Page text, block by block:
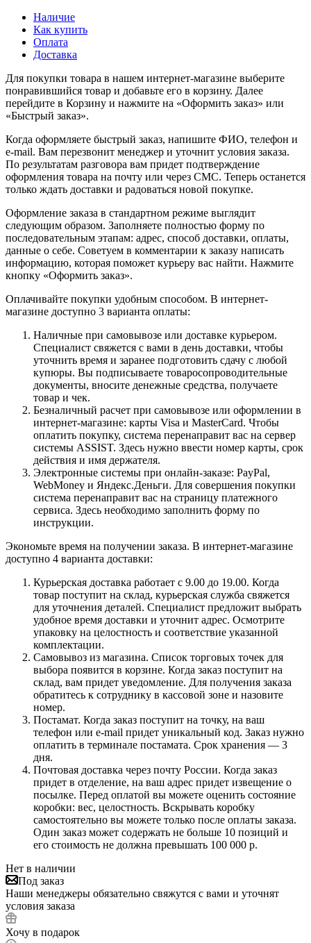
Наличие
Как купить
Оплата
Доставка
Для покупки товара в нашем интернет-магазине выберите
понравившийся товар и добавьте его в корзину. Далее
перейдите в Корзину и нажмите на «Оформить заказ» или
«Быстрый заказ».
Когда оформляете быстрый заказ, напишите ФИО, телефон и
e-mail. Вам перезвонит менеджер и уточнит условия заказа.
По результатам разговора вам придет подтверждение
оформления товара на почту или через СМС. Теперь останется
только ждать доставки и радоваться новой покупке.
Оформление заказа в стандартном режиме выглядит
следующим образом. Заполняете полностью форму по
последовательным этапам: адрес, способ доставки, оплаты,
данные о себе. Советуем в комментарии к заказу написать
информацию, которая поможет курьеру вас найти. Нажмите
кнопку «Оформить заказ».
Оплачивайте покупки удобным способом. В интернет-
магазине доступно 3 варианта оплаты:
Наличные при самовывозе или доставке курьером.
Специалист свяжется с вами в день доставки, чтобы
уточнить время и заранее подготовить сдачу с любой
купюры. Вы подписываете товаросопроводительные
документы, вносите денежные средства, получаете
товар и чек.
Безналичный расчет при самовывозе или оформлении в
интернет-магазине: карты Visa и MasterCard. Чтобы
оплатить покупку, система перенаправит вас на сервер
системы ASSIST. Здесь нужно ввести номер карты, срок
действия и имя держателя.
Электронные системы при онлайн-заказе: PayPal,
WebMoney и Яндекс.Деньги. Для совершения покупки
система перенаправит вас на страницу платежного
сервиса. Здесь необходимо заполнить форму по
инструкции.
Экономьте время на получении заказа. В интернет-магазине
доступно 4 варианта доставки:
Курьерская доставка работает с 9.00 до 19.00. Когда
товар поступит на склад, курьерская служба свяжется
для уточнения деталей. Специалист предложит выбрать
удобное время доставки и уточнит адрес. Осмотрите
упаковку на целостность и соответствие указанной
комплектации.
Самовывоз из магазина. Список торговых точек для
выбора появится в корзине. Когда заказ поступит на
склад, вам придет уведомление. Для получения заказа
обратитесь к сотруднику в кассовой зоне и назовите
номер.
Постамат. Когда заказ поступит на точку, на ваш
телефон или e-mail придет уникальный код. Заказ нужно
оплатить в терминале постамата. Срок хранения — 3
дня.
Почтовая доставка через почту России. Когда заказ
придет в отделение, на ваш адрес придет извещение о
посылке. Перед оплатой вы можете оценить состояние
коробки: вес, целостность. Вскрывать коробку
самостоятельно вы можете только после оплаты заказа.
Один заказ может содержать не больше 10 позиций и
его стоимость не должна превышать 100 000 р.
Нет в наличии
Под заказ
Наши менеджеры обязательно свяжутся с вами и уточнят
условия заказа
Хочу в подарок